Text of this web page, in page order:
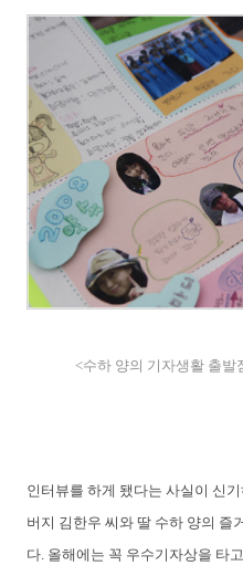
<수하 양의 기자생활 출발
인터뷰를 하게 됐다는 사실이 신
버지 김한우 씨와 딸 수하 양의 즐
다. 올해에는 꼭 우수기자상을 타